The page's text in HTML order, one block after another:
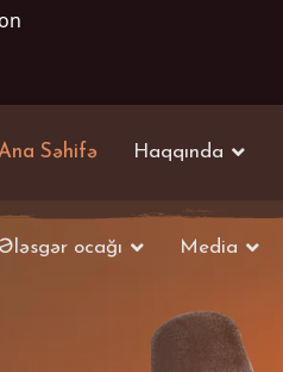
Səhifə Haqqında
Ələsgər ocağı Media